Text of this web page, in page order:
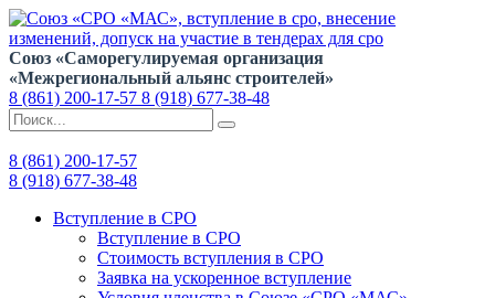
Союз «Саморегулируемая организация
«Межрегиональный альянс строителей»
8 (861) 200-17-57 8 (918) 677-38-48
8 (861) 200-17-57
8 (918) 677-38-48
Вступление в СРО
Вступление в СРО
Стоимость вступления в СРО
Заявка на ускоренное вступление